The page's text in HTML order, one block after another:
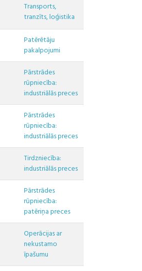
Transports,
tranzīts, loģistika
Patērētāju
pakalpojumi
Pārstrādes
rūpniecība:
industriālās preces
Pārstrādes
rūpniecība:
industriālās preces
Tirdzniecība:
industriālās preces
Pārstrādes
rūpniecība:
patēriņa preces
Operācijas ar
nekustamo
īpašumu